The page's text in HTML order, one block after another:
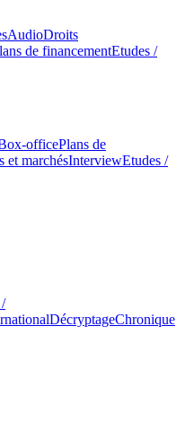
AudioDroits
de financementEtudes /
officePlans de
et marchésInterviewEtudes /
DécryptageChronique